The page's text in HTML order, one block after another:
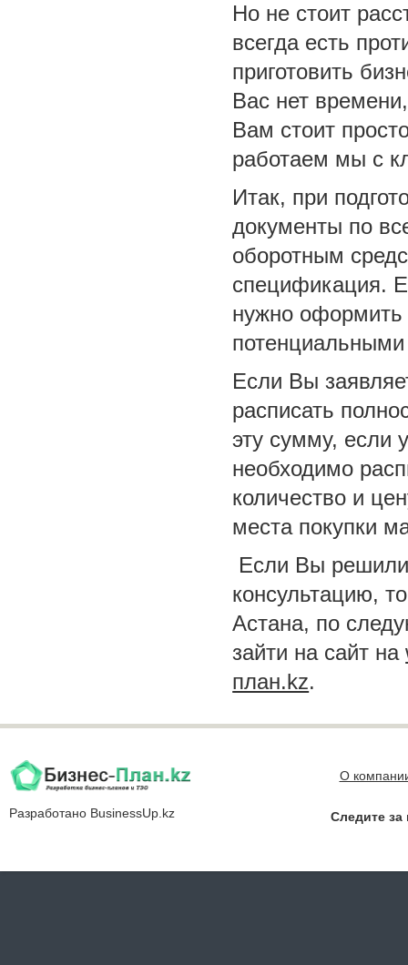
Но не стоит
всегда есть
приготовить
Вас нет
Вам стоит
работаем мы с
Итак, при
документы по
оборотным
спецификация.
нужно оформить
Если Вы
расписать
эту сумму, если
необходимо
количество и
места покупки
Если Вы решили
консультацию,
Астана, по
зайти на сайт на
план.kz.
Разработано BusinessUp.kz
О
Следите за